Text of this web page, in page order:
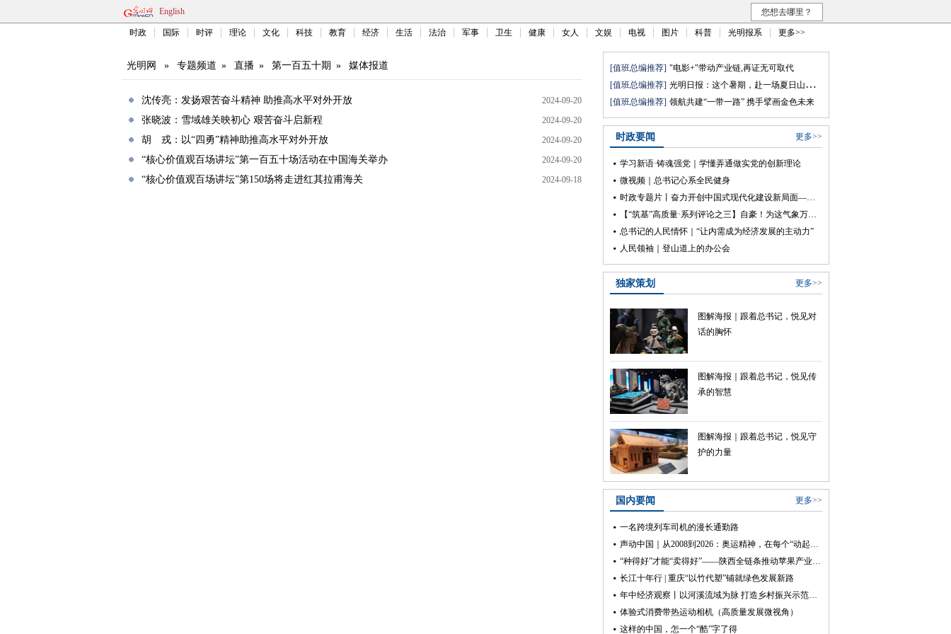
English 您想去哪里？
时政 国际 时评 理论 文化 科技 教育 经济 生活 法治 军事 卫生 健康 女人 文娱 电视 图片 科普 光明报系 更多>>
光明网 » 专题频道 » 直播 » 第一百五十期 » 媒体报道
沈传亮：发扬艰苦奋斗精神 助推高水平对外开放 2024-09-20
张晓波：雪域雄关映初心 艰苦奋斗启新程 2024-09-20
胡 戎：以“四勇”精神助推高水平对外开放 2024-09-20
“核心价值观百场讲坛”第一百五十场活动在中国海关举办 2024-09-20
“核心价值观百场讲坛”第150场将走进红其拉甫海关 2024-09-18